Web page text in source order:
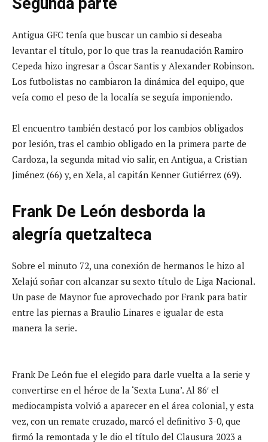
Antigua GFC tenía que buscar un cambio si deseaba
levantar el título, por lo que tras la reanudación Ramiro
Cepeda hizo ingresar a Óscar Santis y Alexander Robinson.
Los futbolistas no cambiaron la dinámica del equipo, que
veía como el peso de la localía se seguía imponiendo.
El encuentro también destacó por los cambios obligados
por lesión, tras el cambio obligado en la primera parte de
Cardoza, la segunda mitad vio salir, en Antigua, a Cristian
Jiménez (66) y, en Xela, al capitán Kenner Gutiérrez (69).
Frank De León desborda la
alegría quetzalteca
Sobre el minuto 72, una conexión de hermanos le hizo al
Xelajú soñar con alcanzar su sexto título de Liga Nacional.
Un pase de Maynor fue aprovechado por Frank para batir
entre las piernas a Braulio Linares e igualar de esta
manera la serie.
Frank De León fue el elegido para darle vuelta a la serie y
convertirse en el héroe de la ‘Sexta Luna’. Al 86′ el
mediocampista volvió a aparecer en el área colonial, y esta
vez, con un remate cruzado, marcó el definitivo 3-0, que
firmó la remontada y le dio el título del Clausura 2023 a